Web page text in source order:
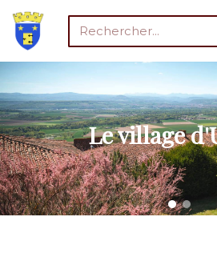
Aller
au
contenu
Le village